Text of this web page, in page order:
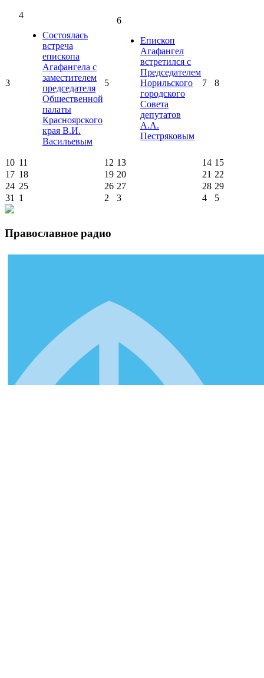
3
4
Состоялась
встреча
епископа
Агафангела с
заместителем
председателя
Общественной
палаты
Красноярского
края В.И.
Васильевым
5
6
Епископ
Агафангел
встретился с
Председателем
Норильского
городского
Совета
депутатов
А.А.
Пестряковым
7 8
10 11 12 13 14 15
17 18 19 20 21 22
24 25 26 27 28 29
31 1 2 3 4 5
Православное радио